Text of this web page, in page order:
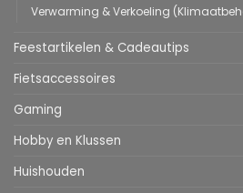
Verwarming & Verkoeling
Feestartikelen & Cadeautips
Fietsaccessoires
Gaming
Hobby en Klussen
Huishouden